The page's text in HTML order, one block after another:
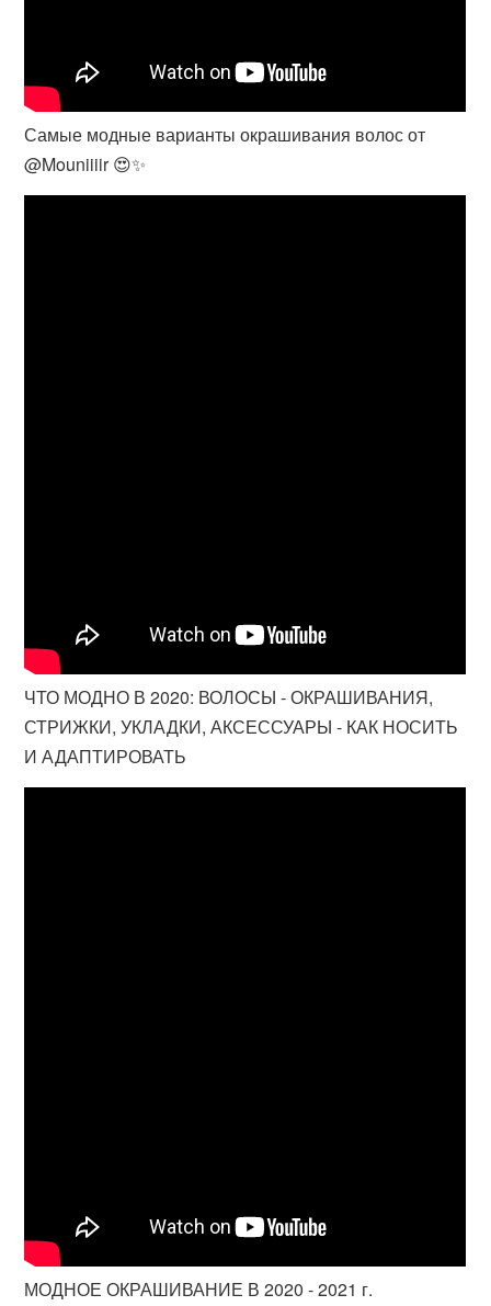
Самые модные варианты окрашивания волос от
@Mouniiiir 😍✨
ЧТО МОДНО В 2020: ВОЛОСЫ - ОКРАШИВАНИЯ,
СТРИЖКИ, УКЛАДКИ, АКСЕССУАРЫ - КАК НОСИТЬ
И АДАПТИРОВАТЬ
МОДНОЕ ОКРАШИВАНИЕ В 2020 - 2021 г.